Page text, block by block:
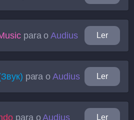
para oAudius Ler
para oAudius Ler
para oAudius Ler